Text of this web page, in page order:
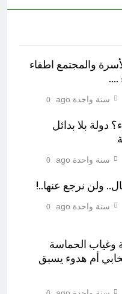
والمجتمع اطفاء
سنة واحدة ago 0
دولة بلا بدائل
سنة واحدة ago 0
ولن نرجع عنها..!
سنة واحدة ago 0
وغياب الحماسة
أم هدوء يسبق